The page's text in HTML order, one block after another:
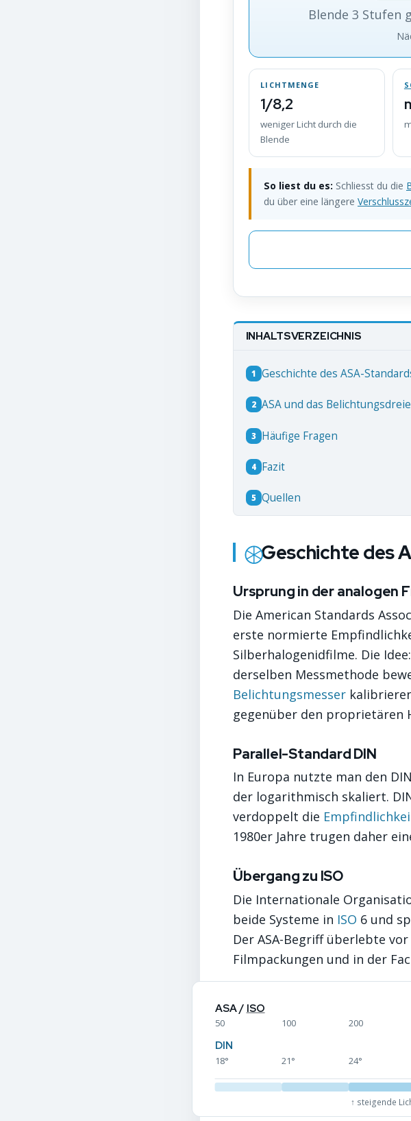
Blende 3 Stufen
LICHTMENGE
1/8,2
weniger Licht durch die
Blende
So liest du es: Schliesst du die
du über eine längere
INHALTSVERZEICHNIS
1 Geschichte des ASA-
2 ASA und das
3 Häufige Fragen
4 Fazit
5 Quellen
Geschichte des
Ursprung in der analogen
Die American Standards
erste normierte
Silberhalogenidfilme. Die
derselben Messmethode
Belichtungsmesser
gegenüber den proprietären
Parallel-Standard DIN
In Europa nutzte man den
der logarithmisch skaliert.
verdoppelt die
1980er Jahre trugen daher
Übergang zu ISO
Die Internationale
beide Systeme in ISO 6 und
Der ASA-Begriff überlebte
Filmpackungen und in der
ASA / ISO
50 100 200
DIN
18° 21° 24°
↑ steigende